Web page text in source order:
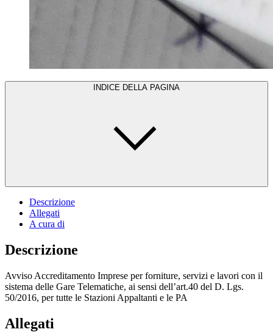
INDICE DELLA PAGINA
Descrizione
Allegati
A cura di
Descrizione
Avviso Accreditamento Imprese per forniture, servizi e lavori con il
sistema delle Gare Telematiche, ai sensi dell’art.40 del D. Lgs.
50/2016, per tutte le Stazioni Appaltanti e le PA
Allegati